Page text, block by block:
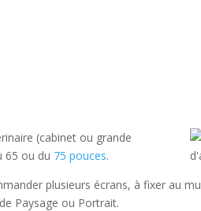
(cabinet ou grande
65 ou du 75 pouces.
plusieurs écrans, à fixer au
Paysage ou Portrait.